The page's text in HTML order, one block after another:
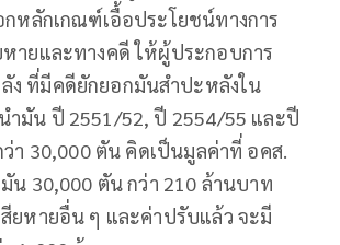
หลักเกณฑ์เอื้อประโยชน์ทางการ
ายและทางคดี ให้ผู้ประกอบการ
ง ที่มีคดียักยอกมันสำปะหลังใน
ำมัน ปี 2551/52, ปี 2554/55 และปี
า 30,000 ตัน คิดเป็นมูลค่าที่ อคส.
น 30,000 ตัน กว่า 210 ล้านบาท
ยหายอื่น ๆ และค่าปรับแล้ว จะมี